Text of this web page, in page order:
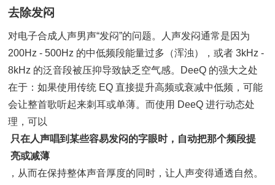
去除发闷
对电子合成人声男声“发闷”的问题。人声发闷通常是因为
200Hz - 500Hz 的中低频段能量过多（浑浊），或者 3kHz -
8kHz 的泛音段被压抑导致缺乏空气感。DeeQ 的强大之处
在于：如果使用传统 EQ 直接提升高频或衰减中低频，可能
会让整首歌听起来刺耳或单薄。而使用 DeeQ 进行动态处
理，可以
只在人声唱到某些容易发闷的字眼时，自动把那个频段提
亮或减薄
，从而在保持整体声音厚度的同时，让人声变得通透自然。